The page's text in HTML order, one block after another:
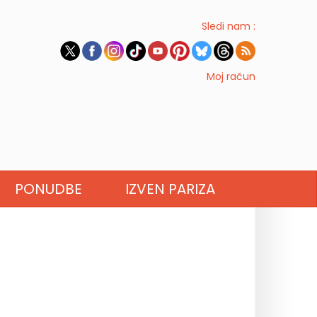
Sledi nam :
Moj račun
PONUDBE IZVEN PARIZA